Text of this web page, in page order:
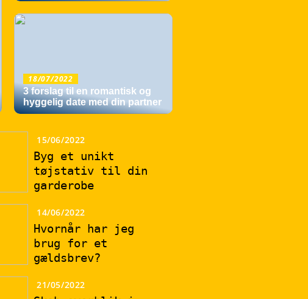
18/07/2022
3 forslag til en romantisk og
hyggelig date med din partner
15/06/2022
Byg et unikt
tøjstativ til din
garderobe
14/06/2022
Hvornår har jeg
brug for et
gældsbrev?
21/05/2022